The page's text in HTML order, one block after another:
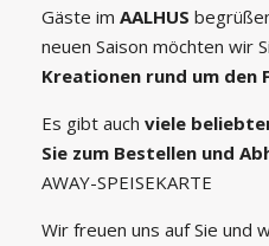
Gäste im AALHUS
neuen Saison möchten wir
Kreationen rund um den
Es gibt auch viele
Sie zum Bestellen und
AWAY-SPEISEKARTE
Wir freuen uns auf Sie und